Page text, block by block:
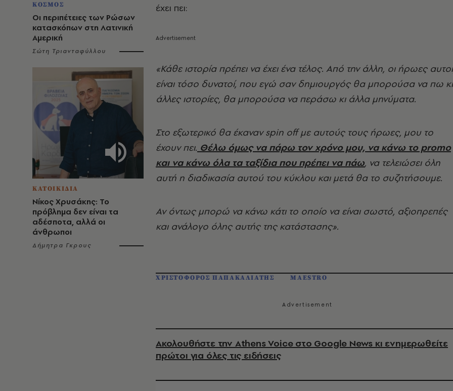
ΚΟΣΜΟΣ
Οι περιπέτειες των Ρώσων
κατασκόπων στη Λατινική
Αμερική
Σώτη Τριανταφύλλου
ΚΑΤΟΙΚΙΔΙΑ
Νίκος Χρυσάκης: Το
πρόβλημα δεν είναι τα
αδέσποτα, αλλά οι
άνθρωποι
Δήμητρα Γκρους
έχει πει:
«Κάθε ιστορία πρέπει να έχει ένα τέλος. Από την άλλη, οι ήρωες
είναι τόσο δυνατοί, που εγώ σαν δημιουργός θα μπορούσα να πω κι
άλλες ιστορίες, θα μπορούσα να περάσω κι άλλα μηνύματα.
Στο εξωτερικό θα έκαναν spin off με αυτούς τους ήρωες, μου το
έχουν πει. Θέλω όμως να πάρω τον χρόνο μου, να κάνω το promo
και να κάνω όλα τα ταξίδια που πρέπει να πάω, να τελειώσει όλη
αυτή η διαδικασία αυτού του κύκλου και μετά θα το συζητήσουμε.
Αν όντως μπορώ να κάνω κάτι το οποίο να είναι σωστό, αξιοπρεπές
και ανάλογο όλης αυτής της κατάστασης».
ΧΡΙΣΤΟΦΟΡΟΣ ΠΑΠΑΚΑΛΙΑΤΗΣ MAESTRO
Ακολουθήστε την Athens Voice στο Google News κι ενημερωθείτε
πρώτοι για όλες τις ειδήσεις